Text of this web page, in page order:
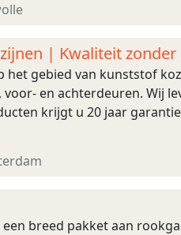
| Kwaliteit zonder
het gebied van kunststof
voor- en achterdeuren. Wij
krijgt u 20 jaar
breed pakket aan